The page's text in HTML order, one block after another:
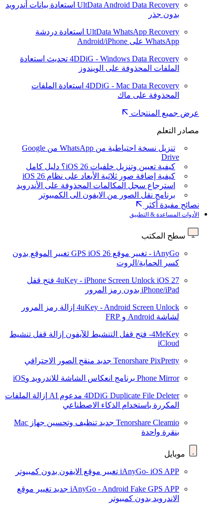
UltData Android Data Recovery استعادة بيانات أندرويد
بدون جذر
UltData WhatsApp Recovery استعادة دردشة
WhatsApp على Android/iPhone
4DDiG - Windows Data Recovery تحديث استعادة
الملفات المحذوفة على الويندوز
4DDiG - Mac Data Recovery استعادة الملفات
المحذوفة على ماك
عرض جميع المنتجات
مصادر التعلم
تنزيل نسخة احتياطية من WhatsApp من Google
Drive
كيفية تعيين وتنزيل خلفيات iOS 26؟ دليل كامل
كيفية إضافة صور ثلاثية الأبعاد على نظام iOS 26
استرجاع سجل المكالمات المحذوفة على الأندرويد
برنامج نقل الصور من الايفون الى الكمبيوتر
نصائح مفيدة أكثر
الأدوات المساعدة & التطبيق
سطح المكتب
iAnyGo - تغيير موقع GPS iOS 26
تغيير الموقع بدون
كسر الحماية/الروت
4uKey - iPhone Screen Unlock iOS 27
فتح قفل
iPhone/iPad بدون رمز المرور
4uKey - Android Screen Unlock إزالة رمز المرور
لشاشة Android و FRP
4MeKey- فتح قفل التنشيط للآيفون
إزالة قفل تنشيط
iCloud
Tenorshare PixPretty جديد منقح الصور الاحترافي
Phone Mirror برنامج انعكاس الشاشة للاندرويد وiOS
4DDiG Duplicate File Deleter مدعوم AI
إزالة الملفات
المكررة باستخدام الذكاء الاصطناعي
Tenorshare Cleamio جديد
تنظيف وتحسين جهاز Mac
بنقرة واحدة
موبايل
iAnyGo- iOS APP تغيير موقع الايفون بدون كمبيوتر
iAnyGo - Android Fake GPS APP جديد تغيير موقع
الاندرويد بدون كمبيوتر